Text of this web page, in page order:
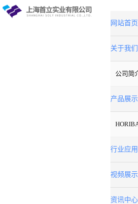
网站首页
关于我们
公司简
产品展示
行业应用
视频展示
资讯中心